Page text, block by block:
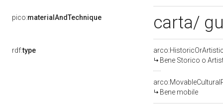
pico:materialAndTechnique carta/
rdf:type
Bene Storico o
Bene mobile